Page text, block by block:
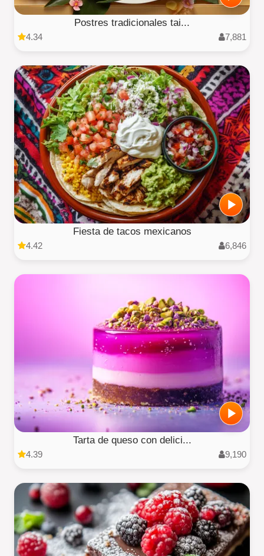
Postres tradicionales tai...
4.34 7,881
Fiesta de tacos mexicanos
4.42 6,846
Tarta de queso con delici...
4.39 9,190